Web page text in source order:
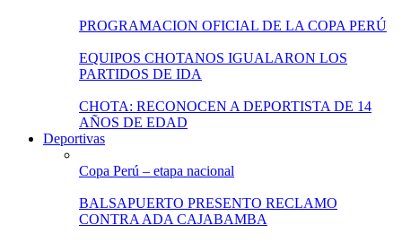
PROGRAMACION OFICIAL DE LA COPA PERÚ
EQUIPOS CHOTANOS IGUALARON LOS
PARTIDOS DE IDA
CHOTA: RECONOCEN A DEPORTISTA DE 14
AÑOS DE EDAD
Deportivas
Copa Perú – etapa nacional
BALSAPUERTO PRESENTO RECLAMO
CONTRA ADA CAJABAMBA